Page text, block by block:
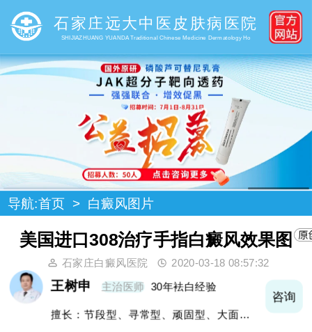
石家庄远大中医皮肤病医院
SHIJIAZHUANG YUANDA Traditional Chinese Medicine Dermatology Ho
导航:首页 > 白癜风图片
美国进口308治疗手指白癜风效果图
石家庄白癜风医院 2020-03-18 08:57:32
王树申 主治医师 30年袪白经验
擅长：节段型、寻常型、顽固型、大面积白
咨询